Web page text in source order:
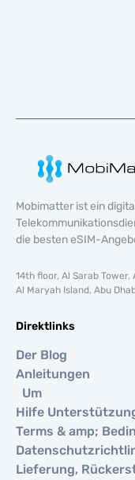
Mobimatter ist ein
die besten eSIM-
14th floor, Al Sarab Tower,
Al Maryah Island, Abu
Direktlinks
Der Blog
Anleitungen
Um
Hilfe
Terms & amp;
Lieferung,